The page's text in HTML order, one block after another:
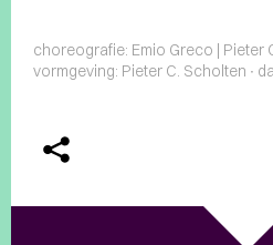
choreografie: Emio Greco | Pieter
vormgeving: Pieter C. Scholten ∙